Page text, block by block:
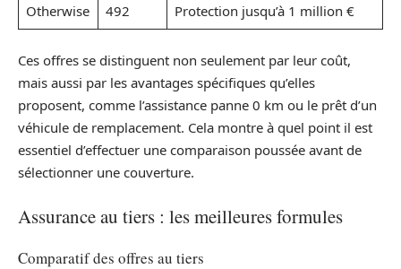
Otherwise 492 Protection jusqu’à 1 million €
Ces offres se distinguent non seulement par leur coût,
mais aussi par les avantages spécifiques qu’elles
proposent, comme l’assistance panne 0 km ou le prêt d’un
véhicule de remplacement. Cela montre à quel point il est
essentiel d’effectuer une comparaison poussée avant de
sélectionner une couverture.
Assurance au tiers : les meilleures formules
Comparatif des offres au tiers